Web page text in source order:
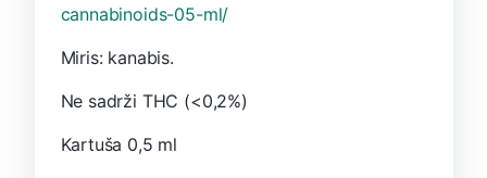
cannabinoids-05-ml/
Miris: kanabis.
Ne sadrži THC (<0,2%)
Kartuša 0,5 ml